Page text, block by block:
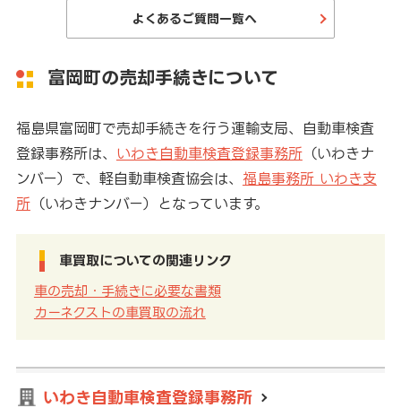
よくあるご質問一覧へ
富岡町の売却手続きについて
福島県富岡町で売却手続きを行う運輸支局、自動車検査
登録事務所は、 いわき自動車検査登録事務所（いわきナ
ンバー）で、軽自動車検査協会は、 福島事務所 いわき支
所（いわきナンバー）となっています。
車買取についての関連リンク
車の売却・手続きに必要な書類
カーネクストの車買取の流れ
いわき自動車検査登録事務所